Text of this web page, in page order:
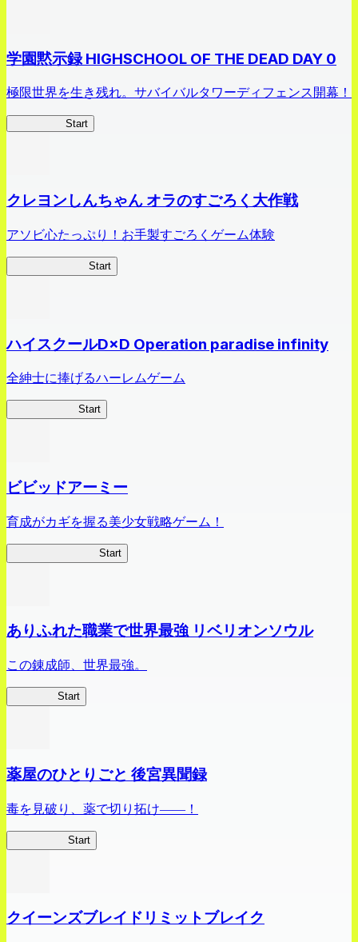
学園黙示録 HIGHSCHOOL OF THE DEAD DAY 0
極限世界を生き残れ。サバイバルタワーディフェンス開幕！
Start
クレヨンしんちゃん オラのすごろく大作戦
アソビ心たっぷり！お手製すごろくゲーム体験
Start
ハイスクールD×D Operation paradise infinity
全紳士に捧げるハーレムゲーム
Start
ビビッドアーミー
育成がカギを握る美少女戦略ゲーム！
Start
ありふれた職業で世界最強 リベリオンソウル
この錬成師、世界最強。
Start
薬屋のひとりごと 後宮異聞録
毒を見破り、薬で切り拓け――！
Start
クイーンズブレイドリミットブレイク